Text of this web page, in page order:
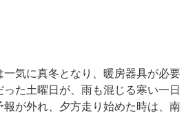
気に真冬となり、暖房器具が必要
た土曜日が、雨も混じる寒い一日
が外れ、夕方走り始めた時は、南